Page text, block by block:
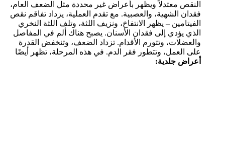
النقص معتدلاً ويظهر بأعراض غير محددة مثل الضعف العام،
فقدان الشهية، والعصبية. مع تقدم العملية، يزداد تفاقم نقص
الفيتامين – يظهر الانتفاخ، ونزيف اللثة، وتلف اللثة النخري
الذي يؤدي إلى فقدان الأسنان. يصبح هناك ألم في المفاصل
والعضلات، وتتورم الأقدام. تزداد الضعف، وتنخفض القدرة
على العمل، وتتطور فقر الدم. في هذه المرحلة، تظهر أيضًا
أعراض جلدية: